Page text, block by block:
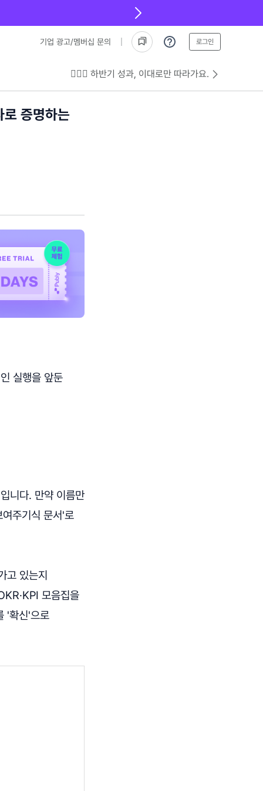
기업 광고/멤버십 문의 로그인
💁🏻‍♂️ 하반기 성과, 이대로만 따라가요.
증명하는
실행을 앞둔
입니다. 만약 이름만
주기식 문서'로
고 있는지
모음집을
'확신'으로